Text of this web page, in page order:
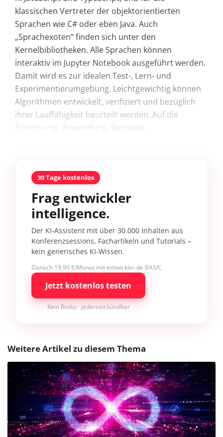
klassischen Vertreter der objektorientierten
Sprachen wie C# oder eben Java. Auch
„Sprachexoten“ finden sich unter den
Kernelbibliotheken. Alle Sprachen können
interaktiv im Jupyter Notebook ausgeführt werden.
Damit wird es zur idealen Test-, Lern- und
Experimentierumgebung. Leichtgewichtig können
Algorithmen entwickelt, verifiziert und bezüglich
ihrer Lauffähigkeit beurteilt werden. Auf die
Einrichtung, Anwendung, Beispiele...
30 Tage kostenlos
Frag entwickler
intelligence.
Der KI-Assistent mit über 30.000 Inhalten aus
Konferenzsessions, Fachartikeln und Tutorials –
kein generisches KI-Wissen.
Danach 19,90 €/Monat mit entwickler.de BASIC
Jetzt kostenlos testen
Kein Risiko · jederzeit kündbar
Weitere Artikel zu diesem Thema